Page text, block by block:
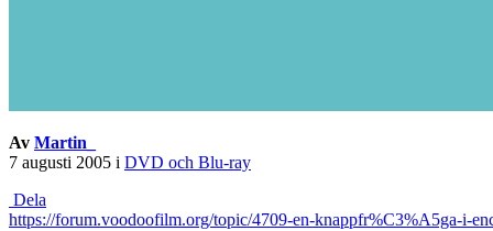
Av Martin_
7 augusti 2005 i DVD och Blu-ray
Dela
https://forum.voodoofilm.org/topic/4709-en-knappfr%C3%A5ga-i-